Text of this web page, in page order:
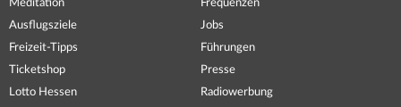
Meditation
Ausflugsziele
Freizeit-Tipps
Ticketshop
Lotto Hessen
Frequenzen
Jobs
Führungen
Presse
Radiowerbung